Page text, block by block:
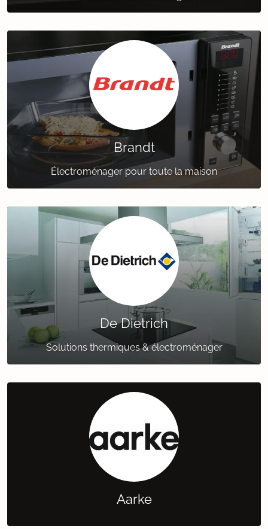
Brandt
Électroménager pour toute la maison
De Dietrich
Solutions thermiques & électroménager
Aarke